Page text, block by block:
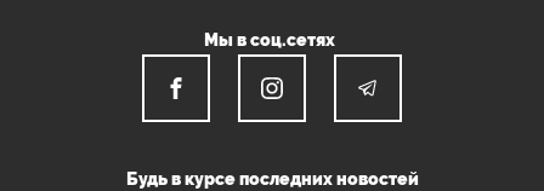
Мы в соц.сетях
Будь в курсе последних новостей